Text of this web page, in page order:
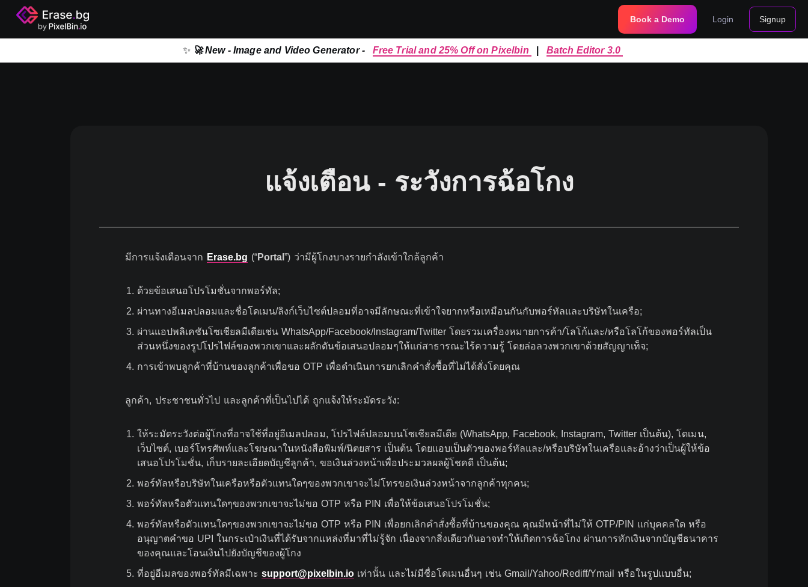
Book a Demo Login Signup
✨ 🚀 New - Image and Video Generator - Free Trial and 25% Off on Pixelbin Batch Editor 3.0
แจ้งเตือน - ระวังการฉ้อโกง
มีการแจ้งเตือนจาก Erase.bg (“Portal ”) ว่ามีผู้โกงบางรายกำลังเข้าใกล้ลูกค้า
1. ด้วยข้อเสนอโปรโมชั่นจากพอร์ทัล;
2. ผ่านทางอีเมลปลอมและชื่อโดเมน/ลิงก์เว็บไซต์ปลอมที่อาจมีลักษณะที่เข้าใจยากหรือเหมือนกันกับพอร์ทัลและบริษัทในเครือ;
3. ผ่านแอปพลิเคชันโซเชียลมีเดียเช่น WhatsApp/Facebook/Instagram/Twitter โดยรวมเครื่องหมายการค้า/โลโก้และ/หรือโลโก้ของพอร์ทัลเป็น
ส่วนหนึ่งของรูปโปรไฟล์ของพวกเขาและผลักดันข้อเสนอปลอมๆให้แก่สาธารณะไร้ความรู้ โดยล่อลวงพวกเขาด้วยสัญญาเท็จ;
4. การเข้าพบลูกค้าที่บ้านของลูกค้าเพื่อขอ OTP เพื่อดำเนินการยกเลิกคำสั่งซื้อที่ไม่ได้สั่งโดยคุณ
ลูกค้า, ประชาชนทั่วไป และลูกค้าที่เป็นไปได้ ถูกแจ้งให้ระมัดระวัง:
1. ให้ระมัดระวังต่อผู้โกงที่อาจใช้ที่อยู่อีเมลปลอม, โปรไฟล์ปลอมบนโซเชียลมีเดีย (WhatsApp, Facebook, Instagram, Twitter เป็นต้น), โดเมน,
เว็บไซต์, เบอร์โทรศัพท์และโฆษณาในหนังสือพิมพ์/นิตยสาร เป็นต้น โดยแอบเป็นตัวของพอร์ทัลและ/หรือบริษัทในเครือและอ้างว่าเป็นผู้ให้ข้อ
เสนอโปรโมชั่น, เก็บรายละเอียดบัญชีลูกค้า, ขอเงินล่วงหน้าเพื่อประมวลผลผู้โชคดี เป็นต้น;
2. พอร์ทัลหรือบริษัทในเครือหรือตัวแทนใดๆของพวกเขาจะไม่โทรขอเงินล่วงหน้าจากลูกค้าทุกคน;
3. พอร์ทัลหรือตัวแทนใดๆของพวกเขาจะไม่ขอ OTP หรือ PIN เพื่อให้ข้อเสนอโปรโมชั่น;
4. พอร์ทัลหรือตัวแทนใดๆของพวกเขาจะไม่ขอ OTP หรือ PIN เพื่อยกเลิกคำสั่งซื้อที่บ้านของคุณ คุณมีหน้าที่ไม่ให้ OTP/PIN แก่บุคคลใด หรือ
อนุญาตคำขอ UPI ในกระเป๋าเงินที่ได้รับจากแหล่งที่มาที่ไม่รู้จัก เนื่องจากสิ่งเดียวกันอาจทำให้เกิดการฉ้อโกง ผ่านการหักเงินจากบัญชีธนาคาร
ของคุณและโอนเงินไปยังบัญชีของผู้โกง
5. ที่อยู่อีเมลของพอร์ทัลมีเฉพาะ support@pixelbin.io เท่านั้น และไม่มีชื่อโดเมนอื่นๆ เช่น Gmail/Yahoo/Rediff/Ymail หรือในรูปแบบอื่น;